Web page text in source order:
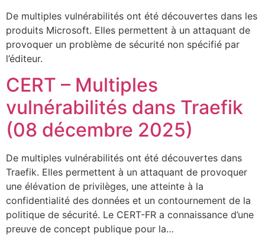
De multiples vulnérabilités ont été découvertes dans les
produits Microsoft. Elles permettent à un attaquant de
provoquer un problème de sécurité non spécifié par
l’éditeur.
CERT – Multiples
vulnérabilités dans Traefik
(08 décembre 2025)
De multiples vulnérabilités ont été découvertes dans
Traefik. Elles permettent à un attaquant de provoquer
une élévation de privilèges, une atteinte à la
confidentialité des données et un contournement de la
politique de sécurité. Le CERT-FR a connaissance d’une
preuve de concept publique pour la…